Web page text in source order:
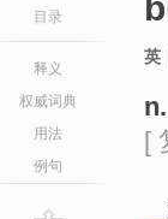
目录
释义
权威词典
用法
例句
英
[